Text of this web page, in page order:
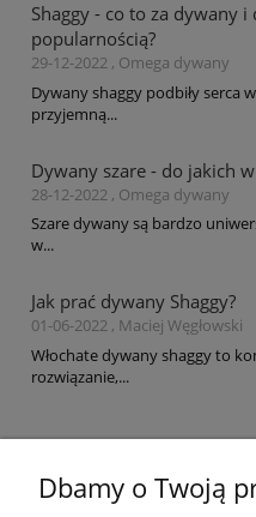
Shaggy - co to za dywany i
popularnością?
29-12-2022 , Omega dywany
Dywany shaggy podbiły serca
przyjemną...
Dywany szare - do jakich
28-12-2022 , Omega dywany
Szare dywany są bardzo
w...
Jak prać dywany Shaggy?
01-06-2022 , Maciej Węgłowski
Włochate dywany shaggy to
rozwiązanie,...
Dbamy o Twoją